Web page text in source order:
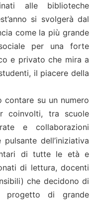
alle biblioteche
si svolgerà dal
come la più grande
per una forte
e privato che mira a
il piacere della
contare su un numero
coinvolti, tra scuole
e collaborazioni
dell’iniziativa
di tutte le età e
di lettura, docenti
che decidono di
di grande